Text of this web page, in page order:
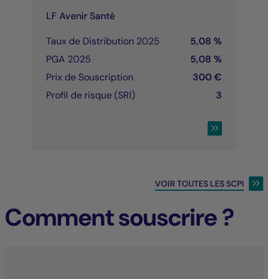
LF Avenir Santé
Taux de Distribution 2025
5,08 %
PGA 2025
5,08 %
Prix de Souscription
300 €
Profil de risque (SRI)
3
CONSULTER
VOIR TOUTES LES SCPI
Comment souscrire ?